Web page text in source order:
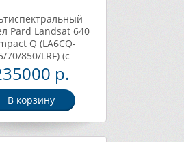
Pard Landsat 640
Q (LA6CQ-
70/850/LRF) (с
и креплением
Picatinny) р.
В корзину